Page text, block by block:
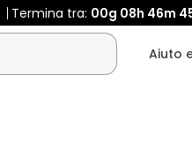
Termina tra: 00g 08h 46m